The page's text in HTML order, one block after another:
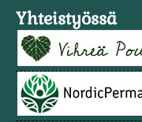
Yhteistyössä